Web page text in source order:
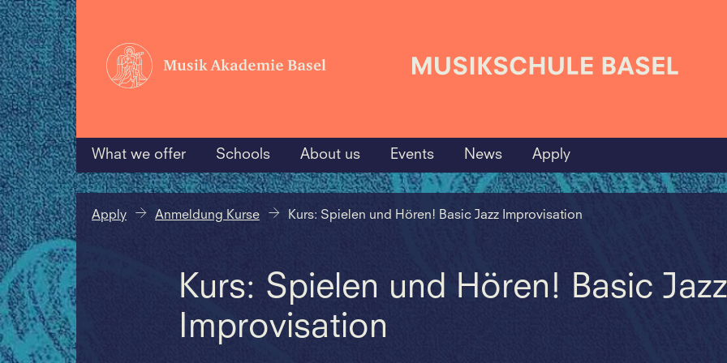
What we offer Schools About us Events News Apply
Apply Anmeldung Kurse Kurs: Spielen und Hören! Basic Jazz Improvisation
Kurs: Spielen und Hören! Basic Jazz
Improvisation